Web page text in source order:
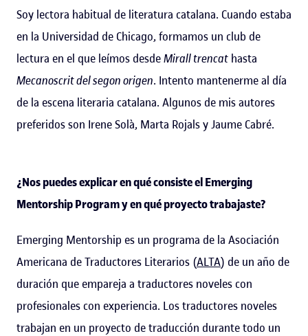
Soy lectora habitual de literatura catalana. Cuando estaba
en la Universidad de Chicago, formamos un club de
lectura en el que leímos desdeMirall trencat hasta
Mecanoscrit del segon origen. Intento mantenerme al día
de la escena literaria catalana. Algunos de mis autores
preferidos son Irene Solà, Marta Rojals y Jaume Cabré.
¿Nos puedes explicar en qué consiste elEmerging
Mentorship Program y en qué proyecto trabajaste?
Emerging Mentorship es un programa de la Asociación
Americana de Traductores Literarios (ALTA) de un año de
duración que empareja a traductores noveles con
profesionales con experiencia. Los traductores noveles
trabajan en un proyecto de traducción durante todo un